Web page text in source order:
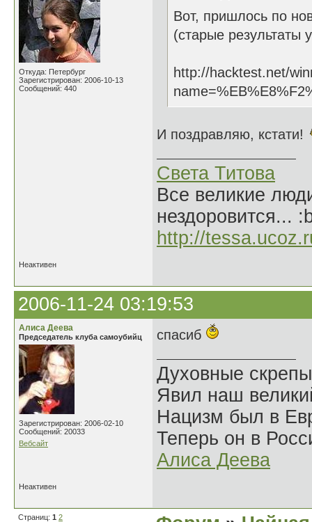
Откуда: Петербург
Зарегистрирован: 2006-10-13
Сообщений: 440
Вот, пришлось по
(старые результаты
http://hacktest.net/
И поздравляю, кстати!
Света Титова
Все великие
нездоровится...
http://
Неактивен
2006-11-24 03:19:53
Алиса Деева
Председатель клуба самоубийц
Зарегистрирован: 2006-02-10
Сообщений: 20033
Вебсайт
спасиб
Духовные
Явил наш
Нацизм был в
Теперь он в
Алиса Деева
Неактивен
Страниц: 1 2